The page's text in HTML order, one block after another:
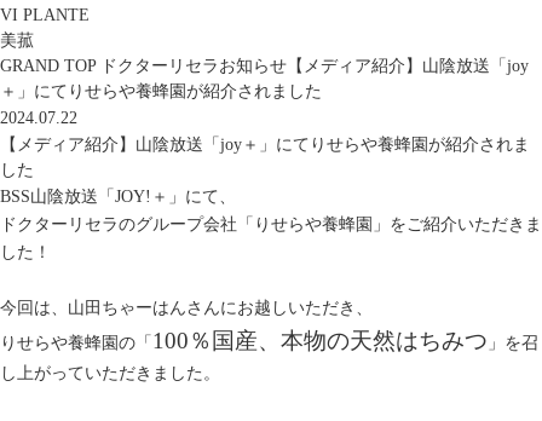
VI PLANTE
美菰
GRAND TOP
ドクターリセラ お知らせ 【メディア紹介】山陰放送「joy
＋」にてりせらや養蜂園が紹介されました
2024.07.22
【メディア紹介】山陰放送「joy＋」にてりせらや養蜂園が紹介されま
した
BSS山陰放送「JOY!＋」にて、
ドクターリセラのグループ会社「 りせらや養蜂園 」をご紹介いただきま
した！
今回は、山田ちゃーはんさんにお越しいただき、
りせらや養蜂園の「 100％国産、本物の天然はちみつ 」を召
し上がっていただきました。